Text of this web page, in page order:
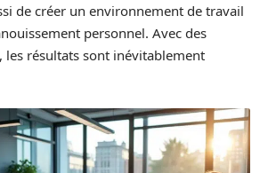
de créer un environnement de travail
personnel. Avec des
les résultats sont inévitablement